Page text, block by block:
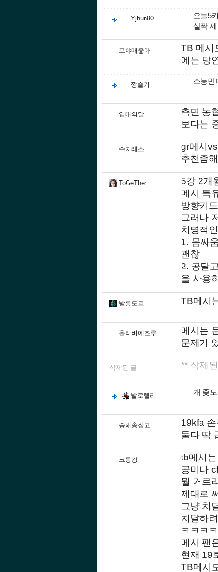
Yjhun90
오늘5
살짝
프야매좋아
TB 메시
에는 당
깡슬기 소농민
입대의말
측면 농
보다는
수지레스
gr메시
추천좀
ToGeTher
5강 2개
메시 특
방향키
그러나
치명적
1. 몸싸
괜찮
2. 공달
을 사용
발롱도르 TB메시
올리비에조루
메시는
문제가
삭제된 글 ** 삭제
발로텔리 개 좆
송해송잡고
19kfa
둘다 딱
크롱퐝
tb메시
공미나
뭘 거르
제대로
그냥 치
치달하
ㅋㅋㅋㅋ
메시 팬
현재 19
TB메시